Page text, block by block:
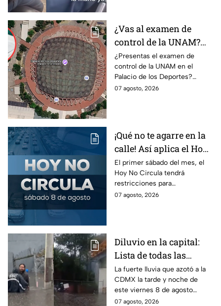
¿Vas al examen de
control de la UNAM?
Así puedes llegar al
Palacio de los Deportes
en Metro, camión y
Metrobús
¿Presentas el examen de
control de la UNAM en el
Palacio de los Deportes?
Consulta cómo llegar en
07 agosto, 2026
¡Qué no te agarre en la
calle! Así aplica el Hoy
No Circula el primer
sábado del mes
El primer sábado del mes, el
Hoy No Circula tendrá
restricciones para
determinados vehículos en la
07 agosto, 2026
Diluvio en la capital:
Lista de todas las
inundaciones en CDMX
HOY viernes 7 de
agosto
La fuerte lluvia que azotó a la
CDMX la tarde y noche de
este viernes 8 de agosto
provocó inundaciones y otras
07 agosto, 2026